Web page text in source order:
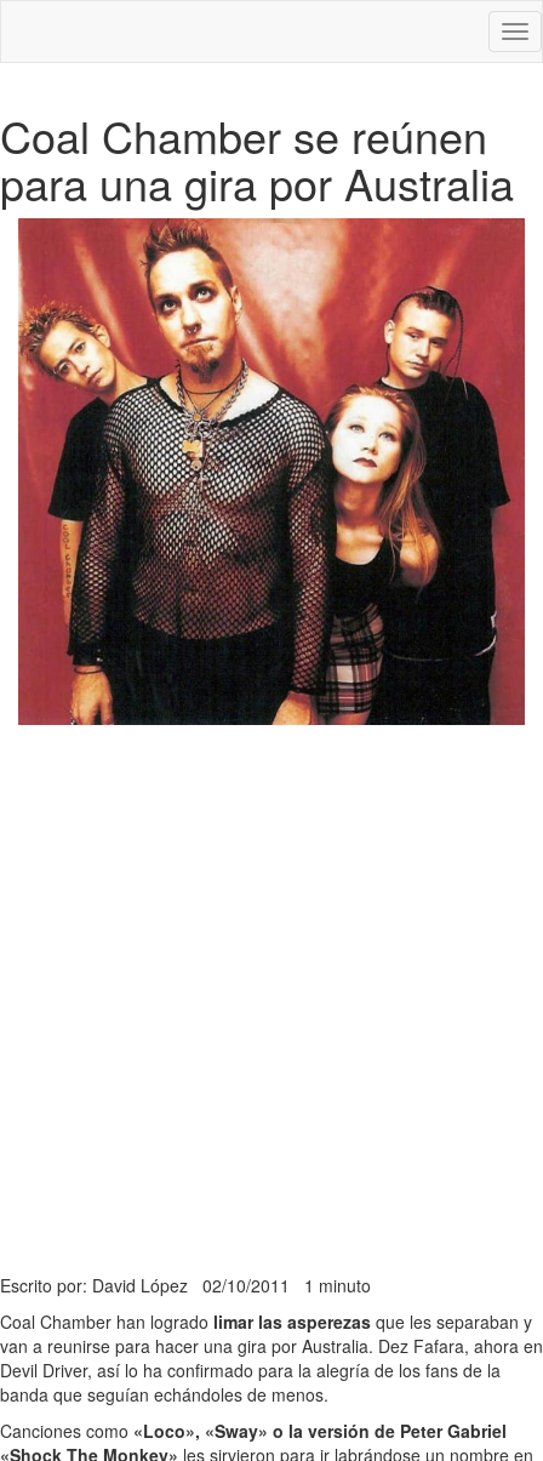
Coal Chamber se reúnen
para una gira por Australia
Escrito por: David López 02/10/2011 1 minuto
Coal Chamber han logrado limar las asperezas que les separaban y
van a reunirse para hacer una gira por Australia. Dez Fafara, ahora en
Devil Driver, así lo ha confirmado para la alegría de los fans de la
banda que seguían echándoles de menos.
Canciones como «Loco», «Sway» o la versión de Peter Gabriel
«Shock The Monkey» les sirvieron para ir labrándose un nombre en